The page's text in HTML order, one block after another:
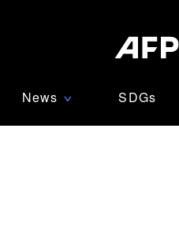
News ∨ SDGs